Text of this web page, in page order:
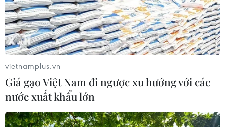
vietnamplus.vn
Giá gạo Việt Nam đi ngược xu hướng với các
nước xuất khẩu lớn